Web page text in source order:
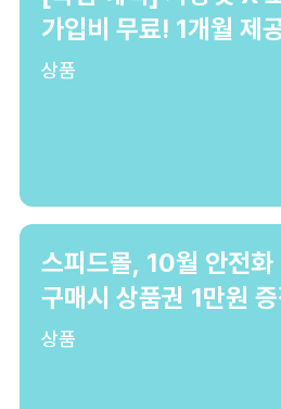
가입비 무료! 1개월 제
상품
스피드몰, 10월 안전
구매시 상품권 1만원
상품